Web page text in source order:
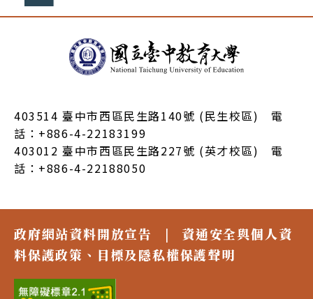
403514 臺中市西區民生路140號 (民生校區) 電
話：+886-4-22183199
403012 臺中市西區民生路227號 (英才校區) 電
話：+886-4-22188050
政府網站資料開放宣告 |
資通安全與個人資
料保護政策、目標及隱私權保護聲明